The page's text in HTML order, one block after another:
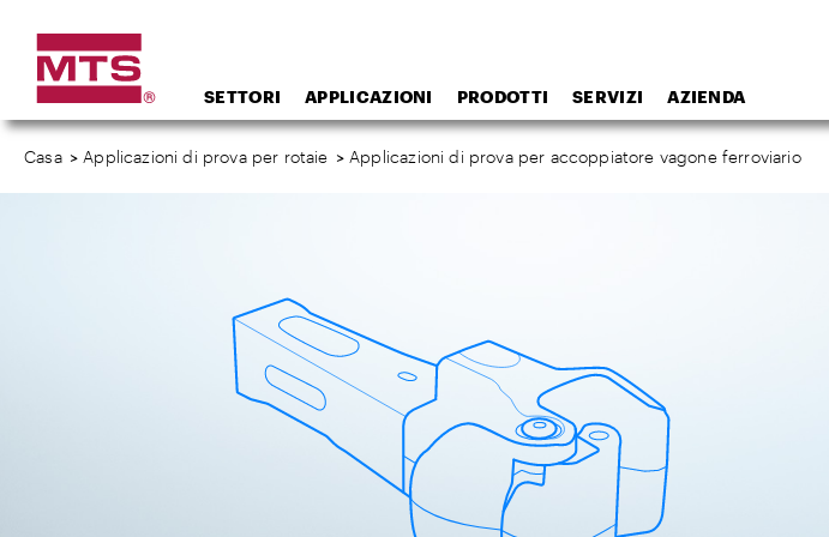
SETTORI APPLICAZIONI PRODOTTI SERVIZI AZIENDA
Casa > Applicazioni di prova per rotaie > Applicazioni di prova per accoppiatore vagone ferroviario